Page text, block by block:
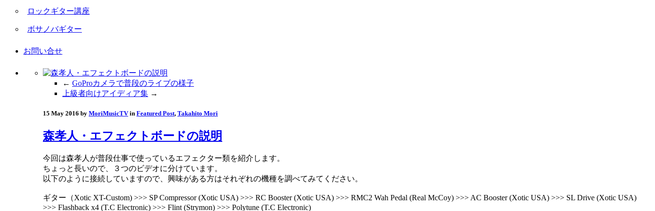
ロックギター講座
ボサノバギター
お問い合せ
← GoProカメラで普段のライブの様子
上級者向けアイディア集 →
15 May 2016 by MoriMusicTVin Featured Post, Takahito Mori
森孝人・エフェクトボードの説明
今回は森孝人が普段仕事で使っているエフェクター類を紹介します。
ちょっと長いので、３つのビデオに分けています。
以下のように接続していますので、 興味がある方はそれぞれの機種を調べてみてください。
ギター（Xotic XT-Custom) >>> SP Compressor (Xotic USA) >>> RC Booster (Xotic USA) >>> RMC2 Wah Pedal (Real McCoy) >>> AC Booster (Xotic USA) >>> SL Drive (Xotic USA)
>>> Flashback x4 (T.C Electronic) >>> Flint (Strymon) >>> Polytune (T.C Electronic)